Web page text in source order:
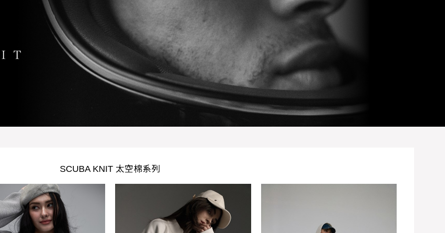
SCUBA KNIT 太空棉系列